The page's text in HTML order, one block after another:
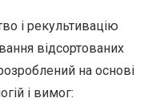
і рекультивацію
відсортованих
на основі
і вимог: